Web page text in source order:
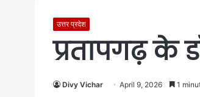
उत्तर प्रदेश
प्रतापगढ़ के
Divy Vichar April 9, 2026 1